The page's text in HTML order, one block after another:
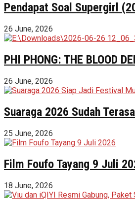
Pendapat Soal Supergirl
26 June, 2026
PHI PHONG: THE BLOOD
26 June, 2026
Suaraga 2026 Sudah
25 June, 2026
Film Foufo Tayang 9 Juli
18 June, 2026